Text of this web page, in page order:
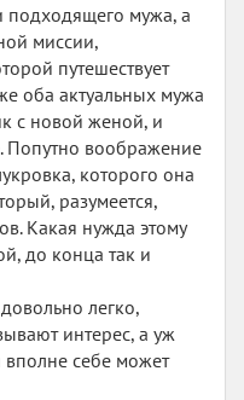
подходящего мужа, а
миссии,
путешествует
оба актуальных мужа
с новой женой, и
Попутно воображение
которого она
разумеется,
Какая нужда этому
до конца так и
легко,
интерес, а уж
себе может